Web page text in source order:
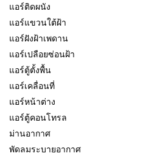
แอร์ติดผนัง
แอร์แขวนใต้ฝ้า
แอร์ฝังฝ้าเพดาน
แอร์เปลือยซ่อนฝ้า
แอร์ตู้ตั้งพื้น
แอร์เคลื่อนที่
แอร์หน้าต่าง
แอร์ตู้คอนโทรล
ม่านอากาศ
พัดลมระบายอากาศ